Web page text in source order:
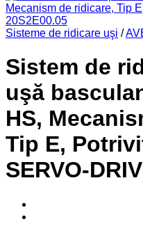
Sisteme de ridicare uşi /
Sistem de
uşă
HS,
Tip E,
SERVO-